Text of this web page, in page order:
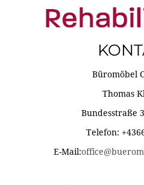
Büromöbel
Thomas
Bundesstraße
Telefon:
E-Mail: